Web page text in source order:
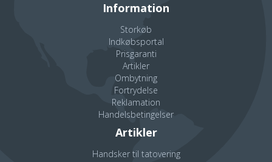
Information
Storkøb
Indkøbsportal
Prisgaranti
Artikler
Ombytning
Fortrydelse
Reklamation
Handelsbetingelser
Artikler
Handsker til tatovering